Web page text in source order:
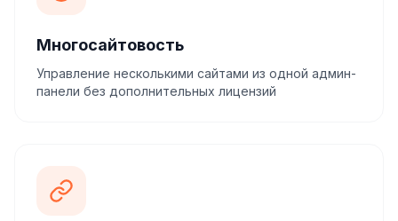
Многосайтовость
Управление несколькими сайтами из одной админ-
панели без дополнительных лицензий